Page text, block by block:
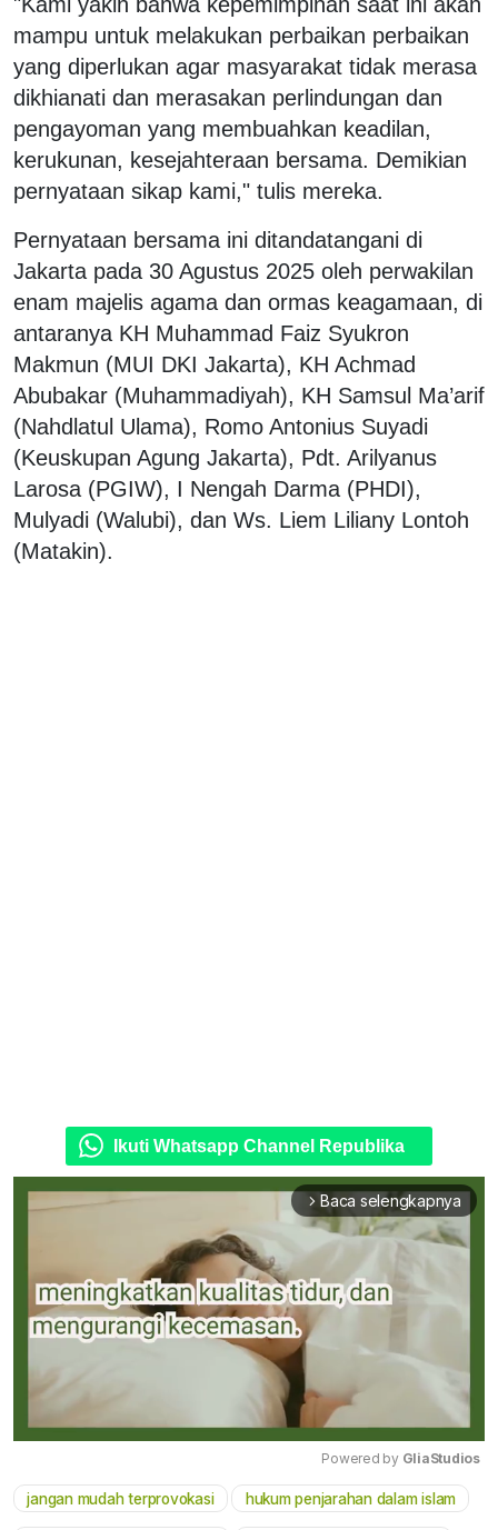
mampu untuk melakukan perbaikan perbaikan
yang diperlukan agar masyarakat tidak merasa
dikhianati dan merasakan perlindungan dan
pengayoman yang membuahkan keadilan,
kerukunan, kesejahteraan bersama. Demikian
pernyataan sikap kami," tulis mereka.
Pernyataan bersama ini ditandatangani di
Jakarta pada 30 Agustus 2025 oleh perwakilan
enam majelis agama dan ormas keagamaan, di
antaranya KH Muhammad Faiz Syukron
Makmun (MUI DKI Jakarta), KH Achmad
Abubakar (Muhammadiyah), KH Samsul Ma’arif
(Nahdlatul Ulama), Romo Antonius Suyadi
(Keuskupan Agung Jakarta), Pdt. Arilyanus
Larosa (PGIW), I Nengah Darma (PHDI),
Mulyadi (Walubi), dan Ws. Liem Liliany Lontoh
(Matakin).
Ikuti Whatsapp Channel Republika
arrow_forward_ios Baca selengkapnya
Mute
Powered by GliaStudios
jangan mudah terprovokasi hukum penjarahan dalam islam